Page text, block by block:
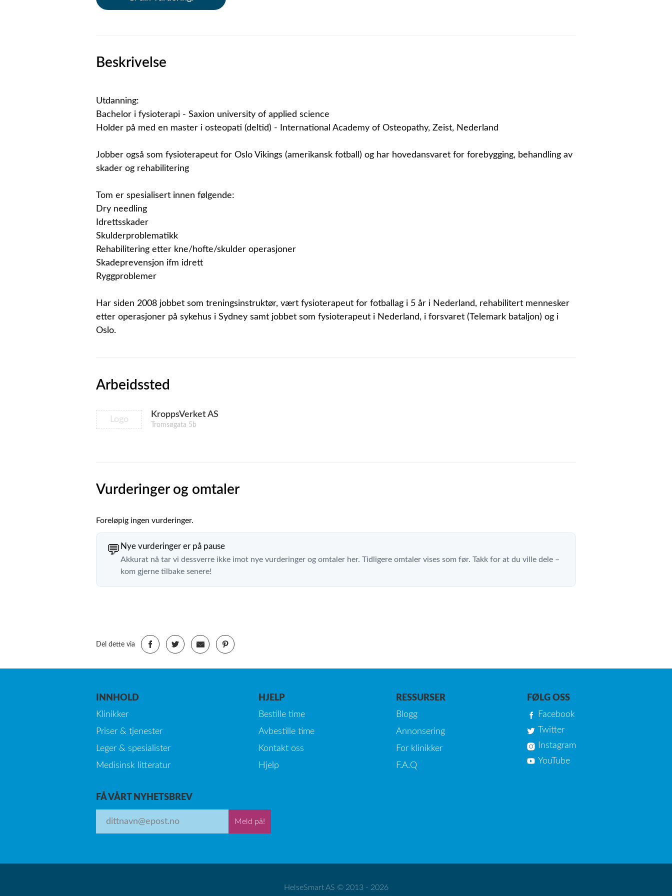
Beskrivelse
Utdanning:
Bachelor i fysioterapi - Saxion university of applied science
Holder på med en master i osteopati (deltid) - International Academy of Osteopathy, Zeist, Nederland
Jobber også som fysioterapeut for Oslo Vikings (amerikansk fotball) og har hovedansvaret for forebygging, behandling av
skader og rehabilitering
Tom er spesialisert innen følgende:
Dry needling
Idrettsskader
Skulderproblematikk
Rehabilitering etter kne/hofte/skulder operasjoner
Skadeprevensjon ifm idrett
Ryggproblemer
Har siden 2008 jobbet som treningsinstruktør, vært fysioterapeut for fotballag i 5 år i Nederland, rehabilitert mennesker
etter operasjoner på sykehus i Sydney samt jobbet som fysioterapeut i Nederland, i forsvaret (Telemark bataljon) og i
Oslo.
Arbeidssted
Logo
KroppsVerket AS
Tromsøgata 5b
Vurderinger og omtaler
Foreløpig ingen vurderinger.
💬 Nye vurderinger er på pause
Akkurat nå tar vi dessverre ikke imot nye vurderinger og omtaler her. Tidligere omtaler vises som før. Takk for at du ville dele –
kom gjerne tilbake senere!
Del dette via
INNHOLD
Klinikker
Priser & tjenester
Leger & spesialister
Medisinsk litteratur
HJELP
Bestille time
Avbestille time
Kontakt oss
Hjelp
RESSURSER
Blogg
Annonsering
For klinikker
F.A.Q
FØLG OSS
Facebook
Twitter
Instagram
YouTube
FÅ VÅRT NYHETSBREV
Meld på!
HelseSmart AS © 2013 - 2026